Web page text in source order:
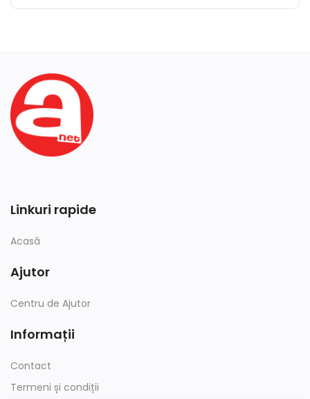
Linkuri rapide
Acasă
Ajutor
Centru de Ajutor
Informații
Contact
Termeni și condiții